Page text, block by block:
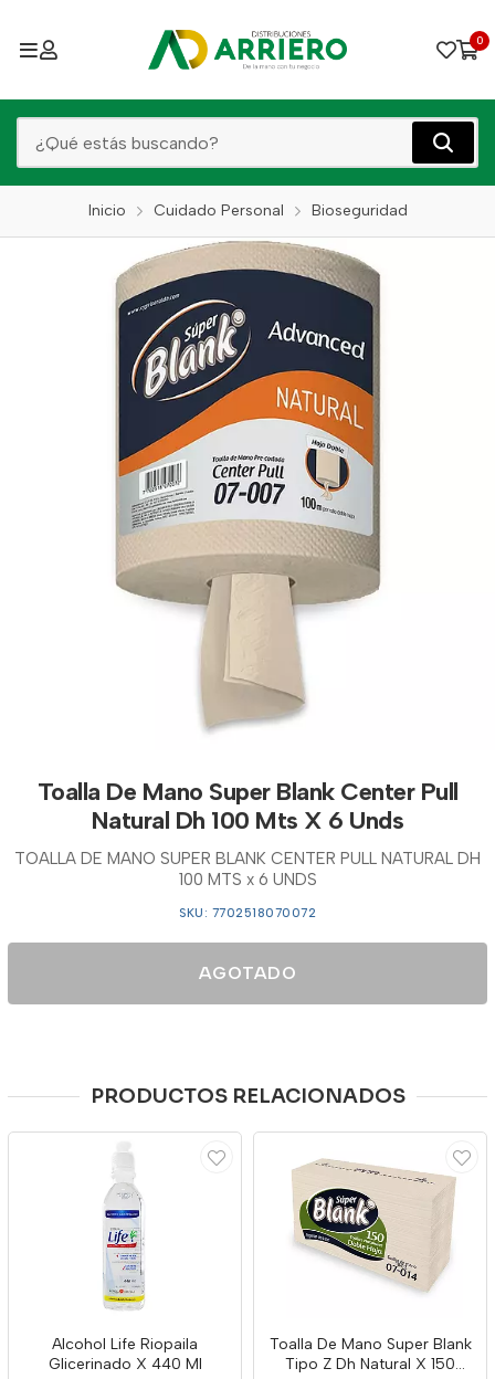
0
Inicio Cuidado Personal Bioseguridad
Toalla De Mano Super Blank Center Pull
Natural Dh 100 Mts X 6 Unds
TOALLA DE MANO SUPER BLANK CENTER PULL NATURAL DH
100 MTS x 6 UNDS
SKU: 7702518070072
AGOTADO
PRODUCTOS RELACIONADOS
Alcohol Life Riopaila
Glicerinado X 440 Ml
Toalla De Mano Super Blank
Tipo Z Dh Natural X 150